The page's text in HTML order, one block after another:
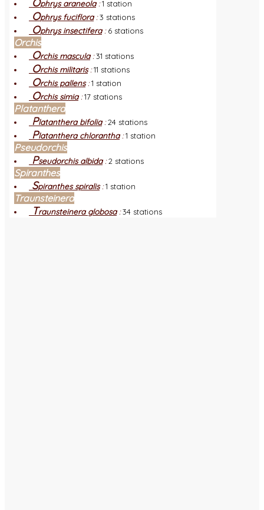
phrys araneola:1 station
Ophrys fuciflora:3 stations
Ophrys insectifera:6 stations
Orchis
Orchis mascula:31 stations
Orchis militaris:11 stations
Orchis pallens:1 station
Orchis simia:17 stations
Platanthera
Platanthera bifolia:24 stations
Platanthera chlorantha:1 station
Pseudorchis
Pseudorchis albida:2 stations
Spiranthes
Spiranthes spiralis:1 station
Traunsteinera
Traunsteinera globosa:34 stations